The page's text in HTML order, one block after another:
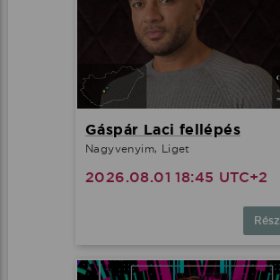
Gáspár Laci fellépés
Nagyvenyim, Liget
2026.08.01 18:45 UTC+2